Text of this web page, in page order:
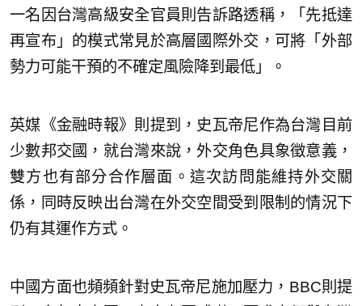
一名因台灣高級安全官員則告訴路透稱，「先抵達
再宣布」的模式常見於高層國際外交，可將「外部
勢力可能干預的不確定風險降到最低」。
英媒《金融時報》則提到，史瓦帝尼作為台灣目前
少數邦交國，就台灣來說，外交角色具象徵意義，
雙方也有部分合作層面。這次訪問能維持外交關
係，同時反映出台灣在外交空間受到限制的情況下
仍有其運作方式。
中國方面也頻頻針對史瓦帝尼施加壓力，BBC則提